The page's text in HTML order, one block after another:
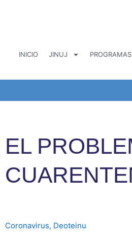
INICIO JINUJ
EL
Coronavirus, Deoteinu